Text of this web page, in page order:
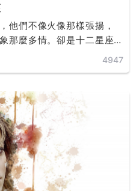
他們不像火像那樣張揚，
那麼多情。卻是十二星座
十分驕傲又十分務實，愛4947